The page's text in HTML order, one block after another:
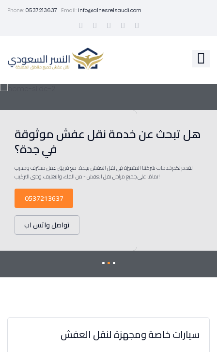
Phone: 0537213637 Email:info@alnesrelsaudi.com
هل تبحث عن خدمة نقل عفش موثوقة
في جدة؟
نقدم لكم خدمات شركتنا المتميزة في نقل العفش بجدة. مع فريق عمل محترف ومدرب
تمامًا على جميع مراحل نقل العفش - من الفك، والتغليف، وحتى التركيب!
0537213637
تواصل واتس اب
سيارات خاصة ومجهزة لنقل العفش